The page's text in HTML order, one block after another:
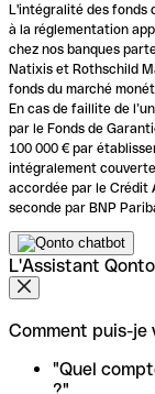
L'intégralité des fonds
à la réglementation
chez nos banques
Natixis et Rothschild
fonds du marché
En cas de faillite de
par le Fonds de
100 000 € par
intégralement
accordée par le Crédit
seconde par BNP
L'Assistant Qonto
Comment puis-je
"Quel